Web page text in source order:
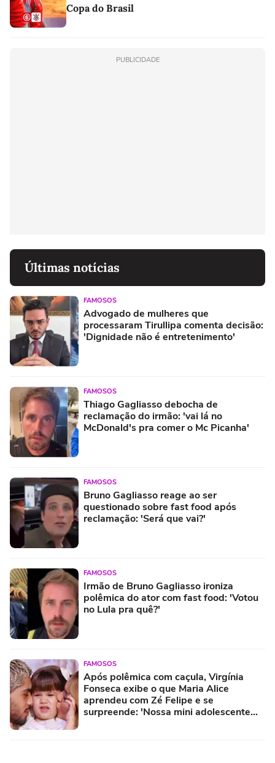
Copa do Brasil
PUBLICIDADE
Últimas notícias
FAMOSOS
Advogado de mulheres que
processaram Tirullipa comenta decisão:
'Dignidade não é entretenimento'
FAMOSOS
Thiago Gagliasso debocha de
reclamação do irmão: 'vai lá no
McDonald's pra comer o Mc Picanha'
FAMOSOS
Bruno Gagliasso reage ao ser
questionado sobre fast food após
reclamação: 'Será que vai?'
FAMOSOS
Irmão de Bruno Gagliasso ironiza
polêmica do ator com fast food: 'Votou
no Lula pra quê?'
FAMOSOS
Após polêmica com caçula, Virgínia
Fonseca exibe o que Maria Alice
aprendeu com Zé Felipe e se
surpreende: 'Nossa mini adolescente